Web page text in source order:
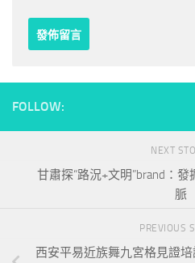
FOLLOW:
NEXT
甘肅探“路況+文明”brand：
脈
PREVIOUS
西安平易近族舞九宮格見證